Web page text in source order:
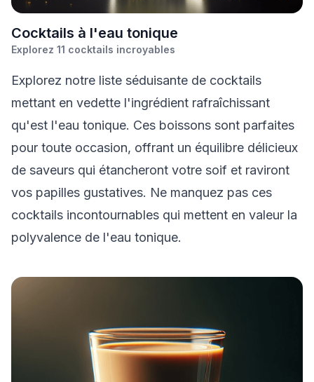
Cocktails à l'eau tonique
Explorez 11 cocktails incroyables
Explorez notre liste séduisante de cocktails
mettant en vedette l'ingrédient rafraîchissant
qu'est l'eau tonique. Ces boissons sont parfaites
pour toute occasion, offrant un équilibre délicieux
de saveurs qui étancheront votre soif et raviront
vos papilles gustatives. Ne manquez pas ces
cocktails incontournables qui mettent en valeur la
polyvalence de l'eau tonique.